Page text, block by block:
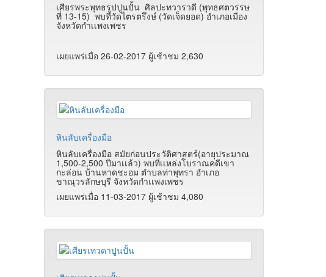
เศียรพระพุทธรูปปูนปั้น ศิลปะทวารวดี (พุทธศตวรรษ
ที่ 13-15) พบที่วัดไตรตรึงษ์ (วัดเจ็ดยอด) อำเภอเมือง
จังหวัดกำเเพงเพชร
เผยแพร่เมื่อ 26-02-2017 ผู้เช้าชม 2,630
หินลับเครื่องมือ
หินลับเครื่องมือ สมัยก่อนประวัติศาสตร์(อายุประมาณ
1,500-2,500 ปีมาเเล้ว) พบที่เเหล่งโบราณคดีเขา
กะล่อน บ้านหาดชะอม ตำบลท่าพุทรา อำเภอ
ขาณุวรลักษบุรี จังหวัดกำเเพงเพชร
เผยแพร่เมื่อ 11-03-2017 ผู้เช้าชม 4,080